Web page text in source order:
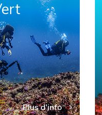
Plus d'info